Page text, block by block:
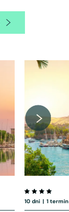
10 dni | 1 termin